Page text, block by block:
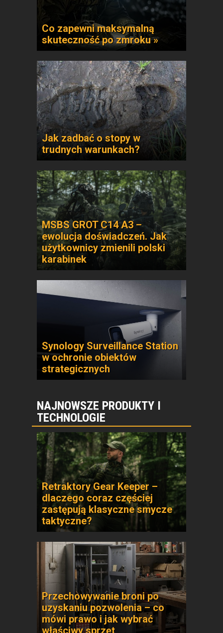
Co zapewni maksymalną
skuteczność po zmroku »
Jak zadbać o stopy w
trudnych warunkach?
MSBS GROT C14 A3 –
ewolucja doświadczeń. Jak
użytkownicy zmienili polski
karabinek
Synology Surveillance Station
w ochronie obiektów
strategicznych
NAJNOWSZE PRODUKTY I
TECHNOLOGIE
Retraktory Gear Keeper –
dlaczego coraz częściej
zastępują klasyczne smycze
taktyczne?
Przechowywanie broni po
uzyskaniu pozwolenia – co
mówi prawo i jak wybrać
właściwy sprzęt